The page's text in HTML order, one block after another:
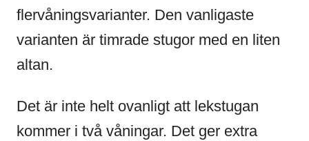
flervåningsvarianter. Den vanligaste
varianten är timrade stugor med en liten
altan.
Det är inte helt ovanligt att lekstugan
kommer i två våningar. Det ger extra